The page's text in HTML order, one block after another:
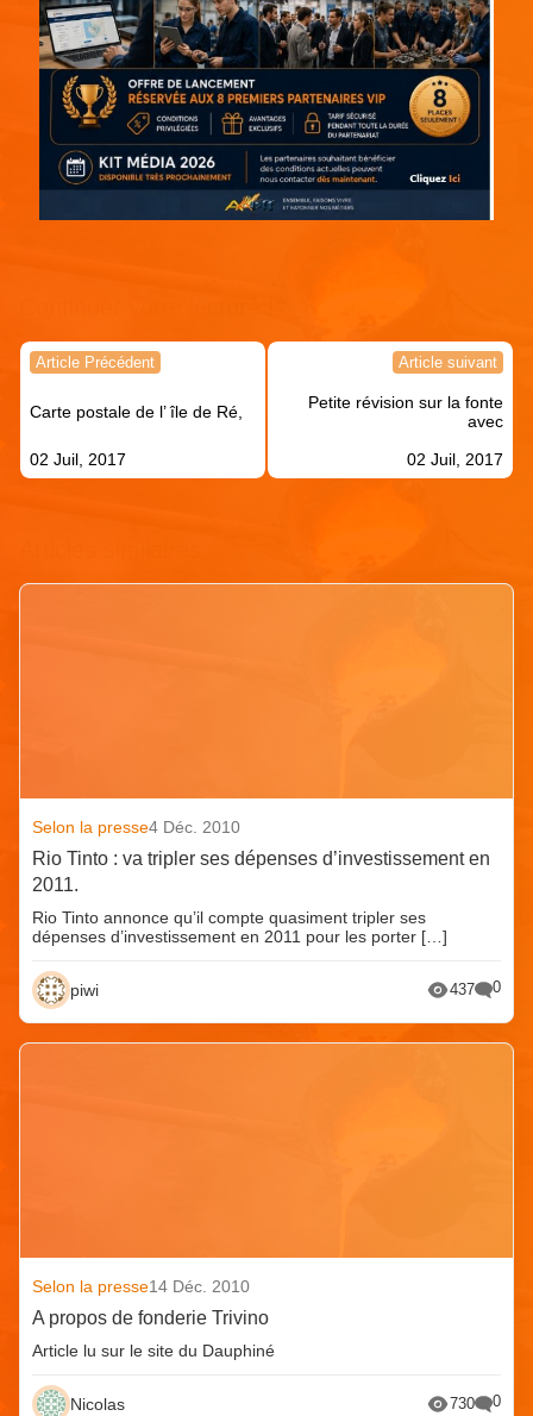
Navigation
l’article
Article Précédent
Carte postale de l’ île de Ré,
02 Juil, 2017
Article suivant
Petite révision sur la fonte
avec
02 Juil, 2017
Selon la presse4 Déc. 2010
Rio Tinto : va tripler ses dépenses d’investissement en
2011.
Rio Tinto annonce qu’il compte quasiment tripler ses
dépenses d’investissement en 2011 pour les porter […]
piwi 437 0
Selon la presse14 Déc. 2010
A propos de fonderie Trivino
Article lu sur le site du Dauphiné
Nicolas 730 0